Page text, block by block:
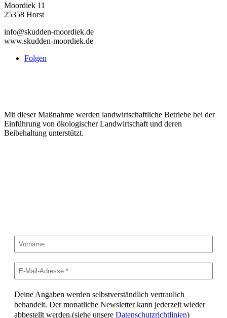
Moordiek 11
25358 Horst
info@skudden-moordiek.de
www.skudden-moordiek.de
Folgen
Mit dieser Maßnahme werden landwirtschaftliche Betriebe bei der
Einführung von ökologischer Landwirtschaft und deren
Beibehaltung unterstützt.
Deine Angaben werden selbstverständlich vertraulich
behandelt. Der monatliche Newsletter kann jederzeit wieder
abbestellt werden.(siehe unsere Datenschutzrichtlinien)